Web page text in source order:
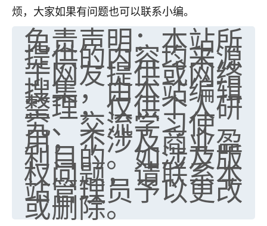
烦，大家如果有问题也可以联系小编。
免责声明：本站所
提供的内容均来源
于网友提供或网络
搜集，由本站编辑
整理，仅供个人研
究、交流学习使
用，不涉及商业盈
利目的。如涉及版
权问题，请联系本
站管理员予以更改
或删除。